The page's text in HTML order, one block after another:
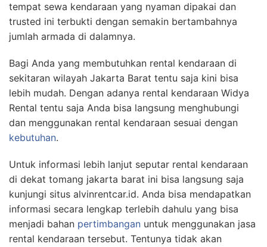
tempat sewa kendaraan yang nyaman dipakai dan
trusted ini terbukti dengan semakin bertambahnya
jumlah armada di dalamnya.
Bagi Anda yang membutuhkan rental kendaraan di
sekitaran wilayah Jakarta Barat tentu saja kini bisa
lebih mudah. Dengan adanya rental kendaraan Widya
Rental tentu saja Anda bisa langsung menghubungi
dan menggunakan rental kendaraan sesuai dengan
kebutuhan.
Untuk informasi lebih lanjut seputar rental kendaraan
di dekat tomang jakarta barat ini bisa langsung saja
kunjungi situs alvinrentcar.id. Anda bisa mendapatkan
informasi secara lengkap terlebih dahulu yang bisa
menjadi bahan pertimbangan untuk menggunakan jasa
rental kendaraan tersebut. Tentunya tidak akan